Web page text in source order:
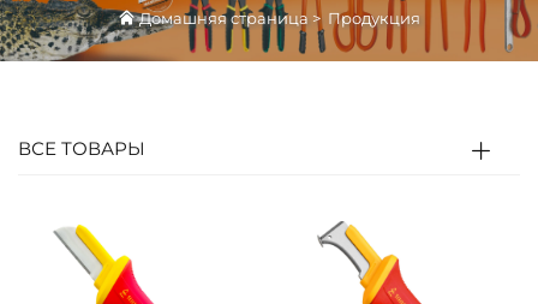
Домашняя страница > Продукция
ВСЕ ТОВАРЫ